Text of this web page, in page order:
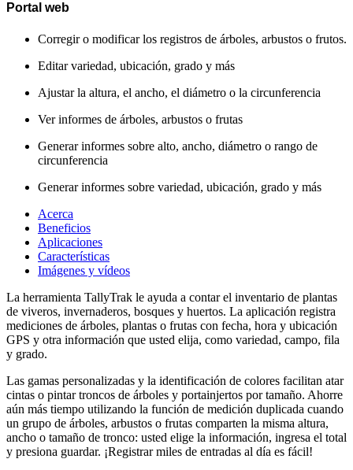
Portal web
Corregir o modificar los registros de árboles, arbustos o frutos.
Editar variedad, ubicación, grado y más
Ajustar la altura, el ancho, el diámetro o la circunferencia
Ver informes de árboles, arbustos o frutas
Generar informes sobre alto, ancho, diámetro o rango de
circunferencia
Generar informes sobre variedad, ubicación, grado y más
Acerca
Beneficios
Aplicaciones
Características
Imágenes y vídeos
La herramienta TallyTrak le ayuda a contar el inventario de plantas
de viveros, invernaderos, bosques y huertos. La aplicación registra
mediciones de árboles, plantas o frutas con fecha, hora y ubicación
GPS y otra información que usted elija, como variedad, campo, fila
y grado.
Las gamas personalizadas y la identificación de colores facilitan atar
cintas o pintar troncos de árboles y portainjertos por tamaño. Ahorre
aún más tiempo utilizando la función de medición duplicada cuando
un grupo de árboles, arbustos o frutas comparten la misma altura,
ancho o tamaño de tronco: usted elige la información, ingresa el total
y presiona guardar. ¡Registrar miles de entradas al día es fácil!